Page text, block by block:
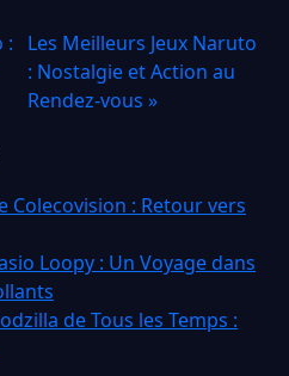
:
Les Meilleurs Jeux Naruto
: Nostalgie et Action au
Rendez-vous »
Colecovision : Retour vers
Loopy : Un Voyage dans
de Tous les Temps :